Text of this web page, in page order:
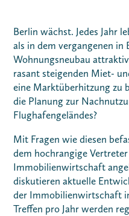
Berlin wächst. Jedes Jahr
als in dem vergangenen
Wohnungsneubau
rasant steigenden Miet-
eine Marktüberhitzung zu
die Planung zur
Flughafengeländes?
Mit Fragen wie diesen
dem hochrangige
Immobilienwirtschaft
diskutieren aktuelle
der Immobilienwirtschaft
Treffen pro Jahr werden